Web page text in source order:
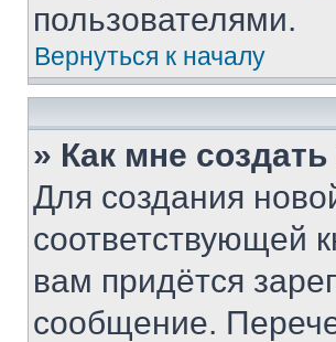
пользователями.
Вернуться к началу
» Как мне
Для создания
соответствующей
вам придётся
сообщение.